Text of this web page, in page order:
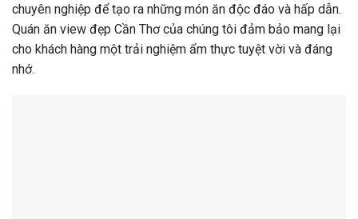
chuyên nghiệp để tạo ra những món ăn độc đáo và hấp dẫn.
Quán ăn view đẹp Cần Thơ của chúng tôi đảm bảo mang lại
cho khách hàng một trải nghiệm ẩm thực tuyệt vời và đáng
nhớ.